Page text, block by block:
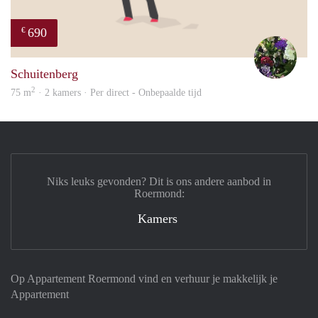
€ 690
Schuitenberg
75 m2 · 2 kamers · Per direct - Onbepaalde tijd
Op Appartement Roermond vind en verhuur je makkelijk je
Appartement
Niks leuks gevonden? Dit is ons andere aanbod in
Roermond:
Kamers